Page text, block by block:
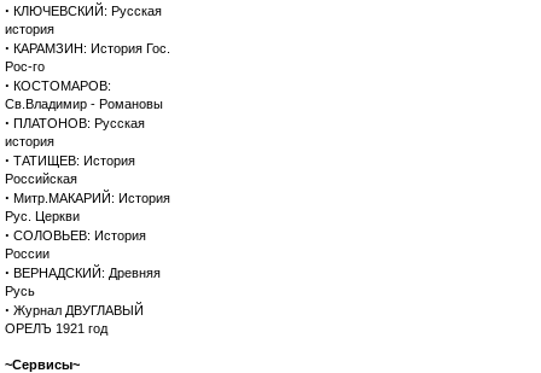
· КЛЮЧЕВСКИЙ: Русская
история
· КАРАМЗИН: История Гос.
Рос-го
· КОСТОМАРОВ:
Св.Владимир - Романовы
· ПЛАТОНОВ: Русская
история
· ТАТИЩЕВ: История
Российская
· Митр.МАКАРИЙ: История
Рус. Церкви
· СОЛОВЬЕВ: История
России
· ВЕРНАДСКИЙ: Древняя
Русь
· Журнал ДВУГЛАВЫЙ
ОРЕЛЪ 1921 год
~Сервисы~